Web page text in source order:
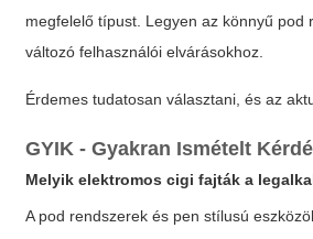
megfelelő típust. Legyen az könnyű pod
változó felhasználói elvárásokhoz.
Érdemes tudatosan választani, és az
GYIK - Gyakran Ismételt
Melyikelektromos cigi fajták a
A pod rendszerek és pen stílusú